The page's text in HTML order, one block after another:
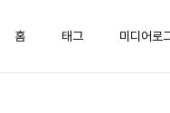
홈 태그 미디어로